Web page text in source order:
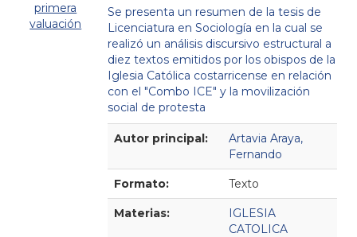
primera
valuación
Se presenta un resumen de la tesis de
Licenciatura en Sociología en la cual se
realizó un análisis discursivo estructural a
diez textos emitidos por los obispos de la
Iglesia Católica costarricense en relación
con el "Combo ICE" y la movilización
social de protesta
Detalles Bibliográficos
Autor principal:
Artavia Araya,
Fernando
Formato: Texto
Materias:
IGLESIA
CATOLICA